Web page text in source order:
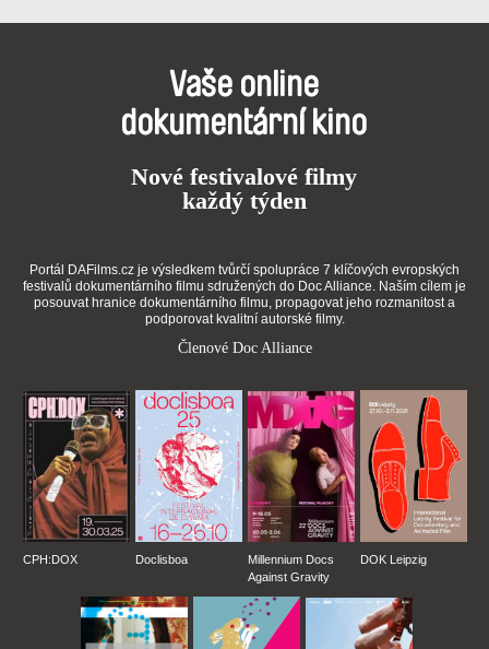
Vaše online
dokumentární kino
Nové festivalové filmy
každý týden
Portál DAFilms.cz je výsledkem tvůrčí spolupráce 7 klíčových evropských
festivalů dokumentárního filmu sdružených do Doc Alliance. Naším cílem je
posouvat hranice dokumentárního filmu, propagovat jeho rozmanitost a
podporovat kvalitní autorské filmy.
Členové Doc Alliance
CPH:DOX Doclisboa
Millennium Docs
Against Gravity
DOK Leipzig